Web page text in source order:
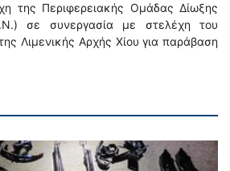
της Περιφερειακής Ομάδας Δίωξης
σε συνεργασία με στελέχη του
Λιμενικής Αρχής Χίου για παράβαση